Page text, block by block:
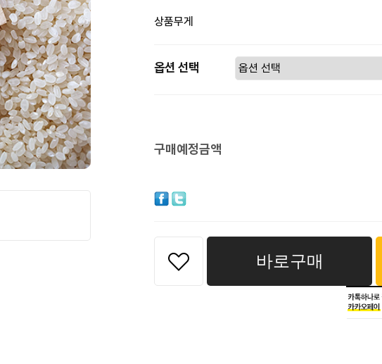
상품무게
옵션 선택
구매예정금액
바로구매